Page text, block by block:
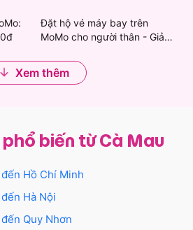
chuyến bay Cà Mau - Buôn
Đặt hộ vé máy bay trên
MoMo cho người thân - Giảm
Xem thêm
biến từ Cà Mau
đến Hồ Chí Minh
đến Hà Nội
đến Quy Nhơn